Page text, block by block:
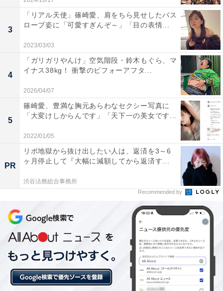
3
「リアル天使」篠崎愛、肩をちら見せしたバス
ローブ姿に「可愛すぎんぞ～」「目の表情...
2023/03/03
4
「ガリガリやんけ」空気階段・鈴木もぐら、マ
イナス38kg！ 衝撃のビフォーアフタ...
2026/04/07
5
篠崎愛、豊満な胸元あらわなセクシー写真に
「大変けしからんです」「天下一の美女です...
2022/01/05
PR
リボ地獄から抜け出したい人は、返済を3～6
ヶ月停止して『大幅に減額してから返済す...
渋谷法務総合事務所
Recommended by